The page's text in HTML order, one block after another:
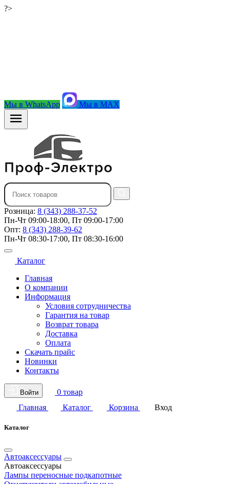
?>
Мы в WhatsApp Мы в MAX
Розница: 8 (343) 288-37-52
Пн-Чт 09:00-18:00, Пт 09:00-17:00
Опт: 8 (343) 288-39-62
Пн-Чт 08:30-17:00, Пт 08:30-16:00
Каталог
Главная
О компании
Информация
Условия сотрудничества
Гарантия на товар
Возврат товара
Доставка
Оплата
Скачать прайс
Новинки
Контакты
Войти
0 товар
Главная
Каталог Корзина Вход
Каталог
Автоаксессуары
Автоаксессуары
Лампы переносные подкапотные